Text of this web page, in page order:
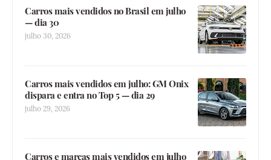
Carros mais vendidos no Brasil em julho
— dia 30
julho 30, 2026
Carros mais vendidos em julho: GM Onix
dispara e entra no Top 5 — dia 29
julho 29, 2026
Carros e marcas mais vendidos em julho